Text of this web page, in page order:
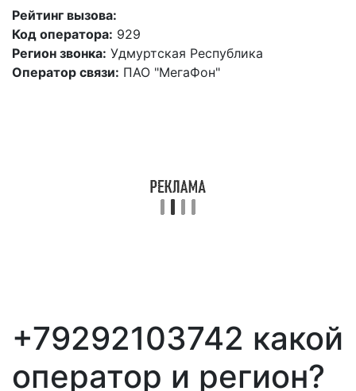
Рейтинг вызова:
Код оператора: 929
Регион звонка: Удмуртская Республика
Оператор связи: ПАО "МегаФон"
+79292103742 какой
оператор и регион?